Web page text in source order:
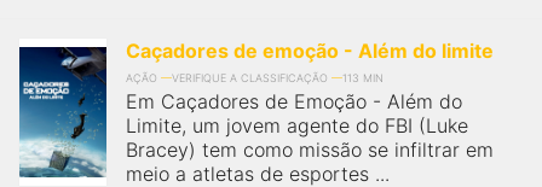
Caçadores de emoção - Além do limite
AÇÃO VERIFIQUE A CLASSIFICAÇÃO 113 MIN
Em Caçadores de Emoção - Além do
Limite, um jovem agente do FBI (Luke
Bracey) tem como missão se infiltrar em
meio a atletas de esportes ...